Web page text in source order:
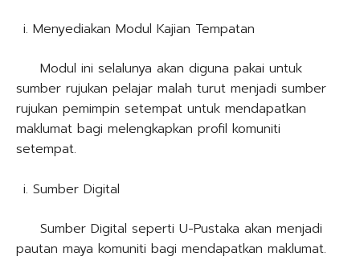
Menyediakan Modul Kajian Tempatan
Modul ini selalunya akan diguna pakai untuk
sumber rujukan pelajar malah turut menjadi sumber
rujukan pemimpin setempat untuk mendapatkan
maklumat bagi melengkapkan profil komuniti
setempat.
Sumber Digital
Sumber Digital seperti U-Pustaka akan menjadi
pautan maya komuniti bagi mendapatkan maklumat.